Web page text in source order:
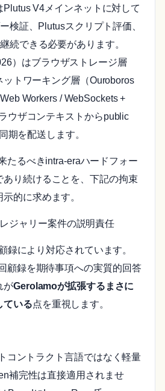
V4メインネットに対して
検証、Plutusスクリプト評価、
続できる必要があります。
）はブラウザストレージ層
ットワーキング層（Ouroboros
Workers / WebSockets +
ウザコンテキストからpublic
期を配送します。
たるべきintra-eraハードフォー
あり続けることを、下記の拘束
的に求めます。
ジャリー案件の説明責任
録により対応されています。
顧録を期待事項への実質的回答
がGerolamoが拡張するまさに
ている点を重視します。
コントラクト言語ではなく軽量
補完性は直接適用されませ